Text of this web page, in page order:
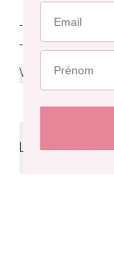
- Robe courte
- Longueur
VOIR PLUS
Livraison &